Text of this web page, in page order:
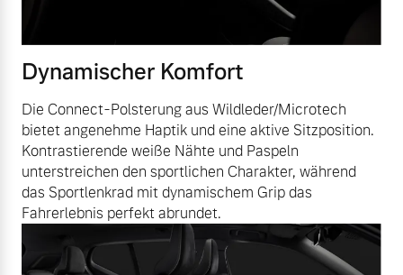
Dynamischer Komfort
Die Connect-Polsterung aus Wildleder/Microtech
bietet angenehme Haptik und eine aktive Sitzposition.
Kontrastierende weiße Nähte und Paspeln
unterstreichen den sportlichen Charakter, während
das Sportlenkrad mit dynamischem Grip das
Fahrerlebnis perfekt abrundet.